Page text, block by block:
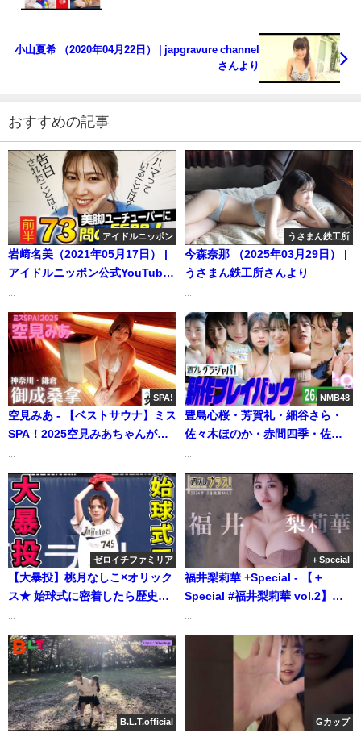
小山夏希 （2020年04月22日） | japgravure channel
さんより
おすすめの記事
アイドルニッポン
岩﨑名美（2021年05月17日） |
アイドルニッポン公式YouTube
うさまん鉄工所
今森奈那 （2025年03月29日） |
うさまん鉄工所さんより
SPA!
空見みあ - 【ベストサウナ】ミス
SPA！2025空見みあちゃんが鎌
ナへ！ヒューマンロウリュが最
高な御成桑拿 #ミスSPA (Mar
09, 2026) | SPA!グラビアチャン
ネルさんより
NMB48
豊島心桜・芳賀礼・細谷さら・
佐々木ほのか・赤間四季・佐野
水湊まり花 柚乃りか・水原ゆき -
2026/6/1週発売＜豊島心桜、芳
賀礼（NMB48）、細谷さら、
佐々木ほのか、赤間四季
(#Mooove!)、佐野なぎさ、汐見
まとい（yosugala）、平井こと
水湊まり花 柚乃りか、水原ゆき
＞ (Aug 02, 2026) | 週プレ
Channel【集英社 週刊プレイボ
ーイ公式】さんより
ゼロイチファミリア
【大暴投】桃月なしこ×オリック
ス★ 始球式に密着したら歴史的
さんより
＋Special
福井梨莉華 +Special - 【＋
Special #福井梨莉華 vol.2】
にぷに天使、降臨。＜2024年12
月後期＞―Ririka Fukui（2024
年12月13日） | 週プレ
Channel【集英社 週刊プレイボ
ーイ公式】さんより
B.L.T.official Gカップ